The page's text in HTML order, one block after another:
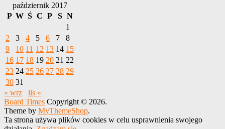
październik 2017
P W Ś C P S N
1
2
3 4 5 6 7
8
9
10 11 12 13 14 15
16 17 18 19 20 21 22
23 24 25 26 27 28 29
30 31
« wrz
lis »
Board Times Copyright © 2026.
Theme by MyThemeShop.
Ta strona używa plików cookies w celu usprawnienia swojego